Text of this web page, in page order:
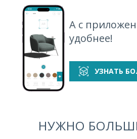
Marseille
Sapphire |
Сапфир
Marseille Silver |
Marseille Stone
| Стоун
А с
удобнее!
УЗНАТЬ
НУЖНО